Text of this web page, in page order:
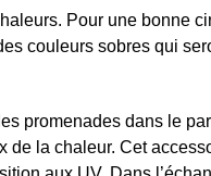
Pour une bonne
couleurs sobres qui
promenades dans le
de la chaleur. Cet